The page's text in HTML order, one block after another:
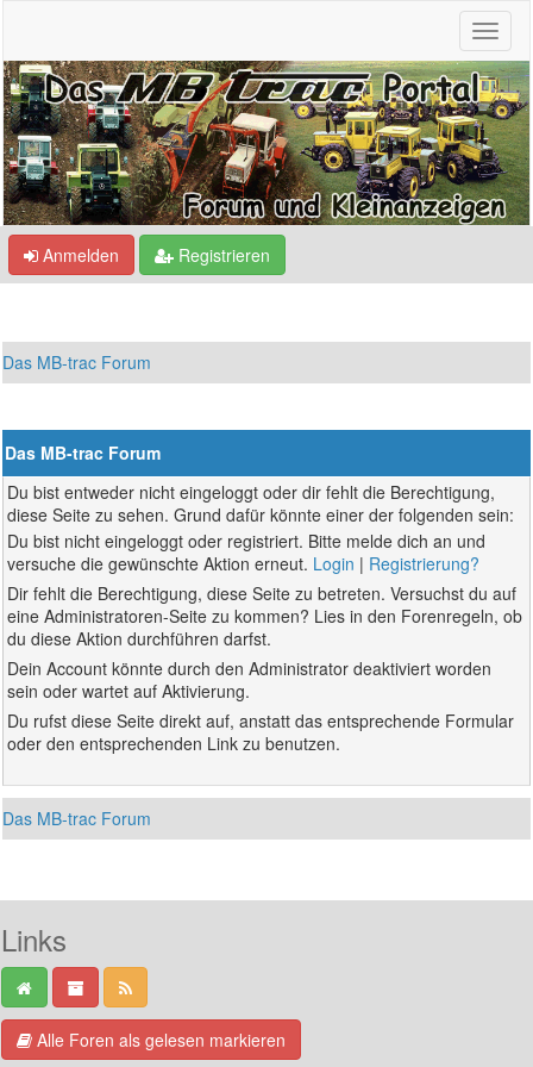
Anmelden Registrieren
Das MB-trac Forum
Das MB-trac Forum
Du bist entweder nicht eingeloggt oder dir fehlt die Berechtigung,
diese Seite zu sehen. Grund dafür könnte einer der folgenden sein:
Du bist nicht eingeloggt oder registriert. Bitte melde dich an und
versuche die gewünschte Aktion erneut. Login | Registrierung?
Dir fehlt die Berechtigung, diese Seite zu betreten. Versuchst du auf
eine Administratoren-Seite zu kommen? Lies in den Forenregeln, ob
du diese Aktion durchführen darfst.
Dein Account könnte durch den Administrator deaktiviert worden
sein oder wartet auf Aktivierung.
Du rufst diese Seite direkt auf, anstatt das entsprechende Formular
oder den entsprechenden Link zu benutzen.
Das MB-trac Forum
Links
Alle Foren als gelesen markieren